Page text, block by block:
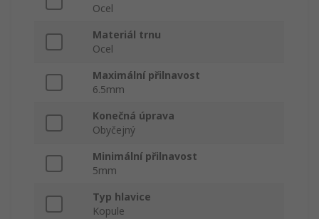
Ocel
Materiál trnu
Ocel
Maximální přilnavost
6.5mm
Konečná úprava
Obyčejný
Minimální přilnavost
5mm
Typ hlavice
Kopule